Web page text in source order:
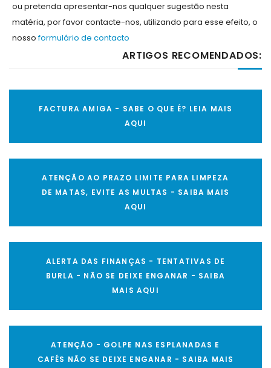
ou pretenda apresentar-nos qualquer sugestão nesta
matéria, por favor contacte-nos, utilizando para esse efeito, o
nossoformulário de contacto
ARTIGOS RECOMENDADOS:
FACTURA AMIGA - SABE O QUE É? LEIA MAIS
AQUI
ATENÇÃO AO PRAZO LIMITE PARA LIMPEZA
DE MATAS, EVITE AS MULTAS - SAIBA MAIS
AQUI
ALERTA DAS FINANÇAS - TENTATIVAS DE
BURLA - NÃO SE DEIXE ENGANAR - SAIBA
MAIS AQUI
ATENÇÃO - GOLPE NAS ESPLANADAS E
CAFÉS NÃO SE DEIXE ENGANAR - SAIBA MAIS